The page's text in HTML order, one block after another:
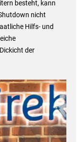
besteht, kann
nicht
Hilfs- und
der